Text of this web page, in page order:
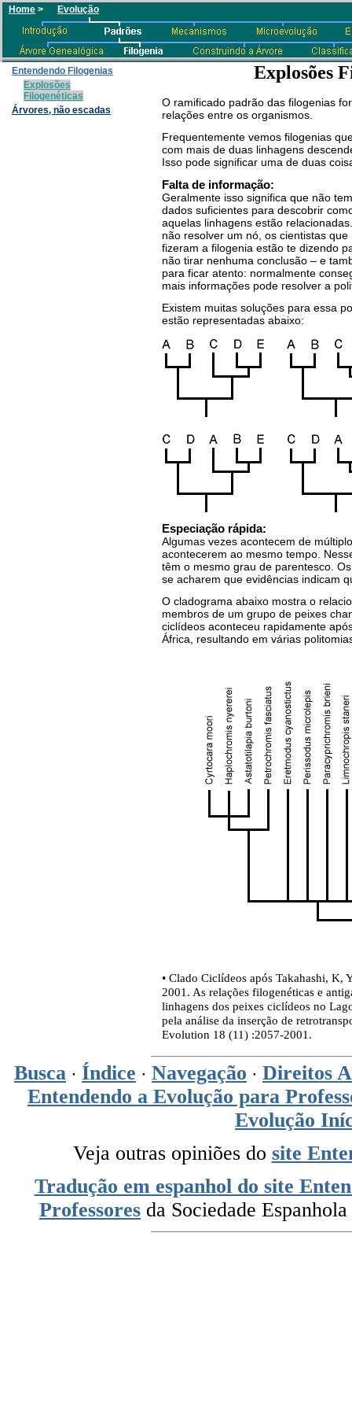
Home > Evolução
Entendendo Filogenias
Explosões
Filogenéticas
Árvores, não escadas
Explosões
O ramificado padrão das filogenias
relações entre os organismos.
Frequentemente vemos filogenias
com mais de duas linhagens
Isso pode significar uma de duas
Falta de informação:
Geralmente isso significa que não
dados suficientes para descobrir
aquelas linhagens estão
não resolver um nó, os cientistas que
fizeram a filogenia estão te dizendo
não tirar nenhuma conclusão – e
para ficar atento: normalmente
mais informações pode resolver a
Existem muitas soluções para essa
estão representadas abaixo:
Especiação rápida:
Algumas vezes acontecem de
acontecerem ao mesmo tempo.
têm o mesmo grau de parentesco.
se acharem que evidências indicam
O cladograma abaixo mostra o
membros de um grupo de peixes
ciclídeos aconteceu rapidamente
África, resultando em várias
• Clado Ciclídeos após Takahashi, K,
2001. As relações filogenéticas e
linhagens dos peixes ciclídeos no
pela análise da inserção de
Evolution 18 (11) :2057-2001.
Busca · Índice · Navegação · Direitos
Entendendo a Evolução para
Evolução
Veja outras opiniões do site
Tradução em espanhol do site
Professores da Sociedade